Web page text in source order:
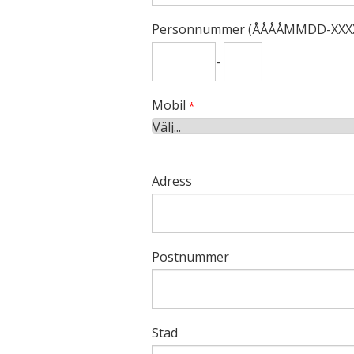
Personnummer (ÅÅÅÅMMDD-
-
Mobil *
Adress
Postnummer
Stad